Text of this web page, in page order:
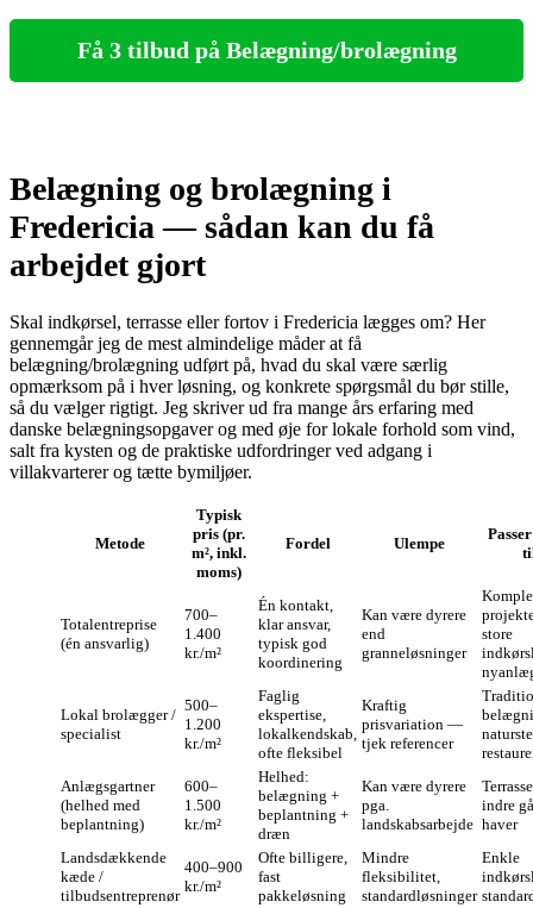
Få 3 tilbud på Belægning/brolægning
Belægning og brolægning i
Fredericia — sådan kan du få
arbejdet gjort
Skal indkørsel, terrasse eller fortov i Fredericia lægges om? Her
gennemgår jeg de mest almindelige måder at få
belægning/brolægning udført på, hvad du skal være særlig
opmærksom på i hver løsning, og konkrete spørgsmål du bør stille,
så du vælger rigtigt. Jeg skriver ud fra mange års erfaring med
danske belægningsopgaver og med øje for lokale forhold som vind,
salt fra kysten og de praktiske udfordringer ved adgang i
villakvarterer og tætte bymiljøer.
Metode
Typisk
pris (pr.
m², inkl.
moms)
Fordel Ulempe
Totalentreprise
(én ansvarlig)
700–
1.400
kr./m²
Én kontakt,
klar ansvar,
typisk god
koordinering
Kan være dyrere
end
granneløsninger
store
Lokal brolægger /
specialist
500–
1.200
kr./m²
Faglig
ekspertise,
lokalkendskab,
ofte fleksibel
Kraftig
prisvariation —
tjek referencer
Anlægsgartner
(helhed med
beplantning)
600–
1.500
kr./m²
Helhed:
belægning +
beplantning +
dræn
Kan være dyrere
pga.
landskabsarbejde
indre
haver
Landsdækkende
kæde /
tilbudsentreprenør
400–900
kr./m²
Ofte billigere,
fast
pakkeløsning
Mindre
fleksibilitet,
standardløsninger
Enkle